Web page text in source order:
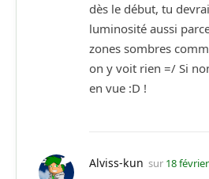
dès le début, tu
luminosité aussi
zones sombres
on y voit rien =/ Si
en vue :D !
Alviss-kun sur 18